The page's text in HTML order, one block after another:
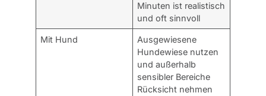
Minuten ist realistisch
und oft sinnvoll
Mit Hund
Ausgewiesene
Hundewiese nutzen
und außerhalb
sensibler Bereiche
Rücksicht nehmen